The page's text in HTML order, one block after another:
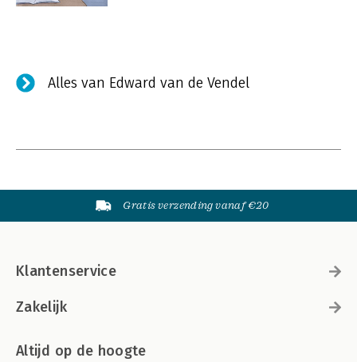
Alles van Edward van de Vendel
Gratis verzending vanaf €20
Klantenservice
Zakelijk
Altijd op de hoogte